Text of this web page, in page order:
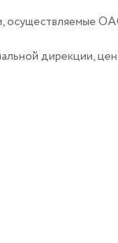
осуществляемые
дирекции,